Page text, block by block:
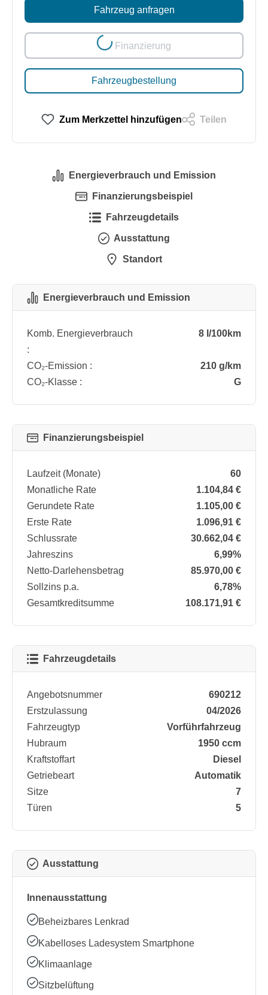
Fahrzeug anfragen
Loading...
Finanzierung
Fahrzeugbestellung
Zum Merkzettel hinzufügen Teilen
Energieverbrauch und Emission
Finanzierungsbeispiel
Fahrzeugdetails
Ausstattung
Standort
Energieverbrauch und Emission
Komb. Energieverbrauch
:
8 l/100km
CO₂-Emission :
210 g/km
CO₂-Klasse :
G
Finanzierungsbeispiel
Laufzeit (Monate)
60
Monatliche Rate
1.104,84 €
Gerundete Rate
1.105,00 €
Erste Rate
1.096,91 €
Schlussrate
30.662,04 €
Jahreszins
6,99%
Netto-Darlehensbetrag
85.970,00 €
Sollzins p.a.
6,78%
Gesamtkreditsumme
108.171,91 €
Fahrzeugdetails
Angebotsnummer
690212
Erstzulassung
04/2026
Fahrzeugtyp
Vorführfahrzeug
Hubraum
1950 ccm
Kraftstoffart
Diesel
Getriebeart
Automatik
Sitze
7
Türen
5
Ausstattung
Innenausstattung
Beheizbares Lenkrad
Kabelloses Ladesystem Smartphone
Klimaanlage
Sitzbelüftung